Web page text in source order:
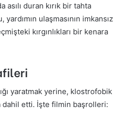
duran kırık bir tahta
ulaşmasının imkansız
kırgınlıkları bir kenara
yaratmak yerine, klostrofobik
etti. İşte filmin başrolleri: